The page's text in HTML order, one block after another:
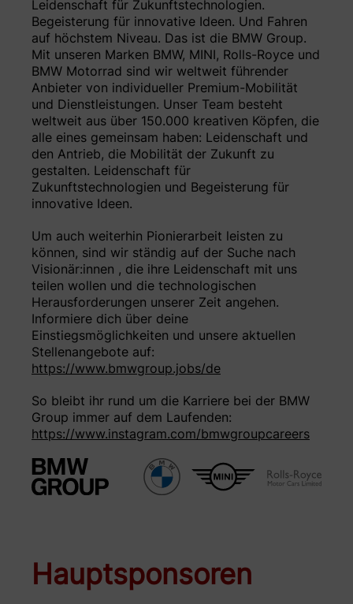
Leidenschaft für Zukunftstechnologien.
Begeisterung für innovative Ideen. Und Fahren
auf höchstem Niveau. Das ist die BMW Group.
Mit unseren Marken BMW, MINI, Rolls-Royce und
BMW Motorrad sind wir weltweit führender
Anbieter von individueller Premium-Mobilität
und Dienstleistungen. Unser Team besteht
weltweit aus über 150.000 kreativen Köpfen, die
alle eines gemeinsam haben: Leidenschaft und
den Antrieb, die Mobilität der Zukunft zu
gestalten. Leidenschaft für
Zukunftstechnologien und Begeisterung für
innovative Ideen.
Um auch weiterhin Pionierarbeit leisten zu
können, sind wir ständig auf der Suche nach
Visionär:innen , die ihre Leidenschaft mit uns
teilen wollen und die technologischen
Herausforderungen unserer Zeit angehen.
Informiere dich über deine
Einstiegsmöglichkeiten und unsere aktuellen
Stellenangebote auf:
https://www.bmwgroup.jobs/de
So bleibt ihr rund um die Karriere bei der BMW
Group immer auf dem Laufenden:
https://www.instagram.com/bmwgroupcareers
Hauptsponsoren